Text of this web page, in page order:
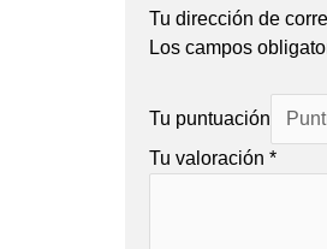
Tu dirección de
Los campos
Tu puntuación
Tu valoración *